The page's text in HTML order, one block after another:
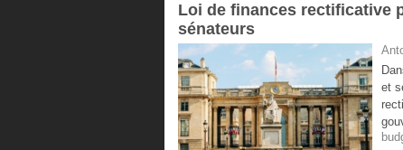
Loi de finances rectificative
sénateurs
et